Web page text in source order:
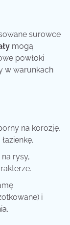
surowce
mogą
powłoki
w warunkach
na korozję,
rysy,
i